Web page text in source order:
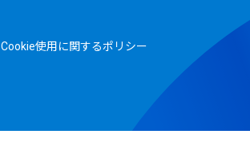
Cookie使用に関するポリシー